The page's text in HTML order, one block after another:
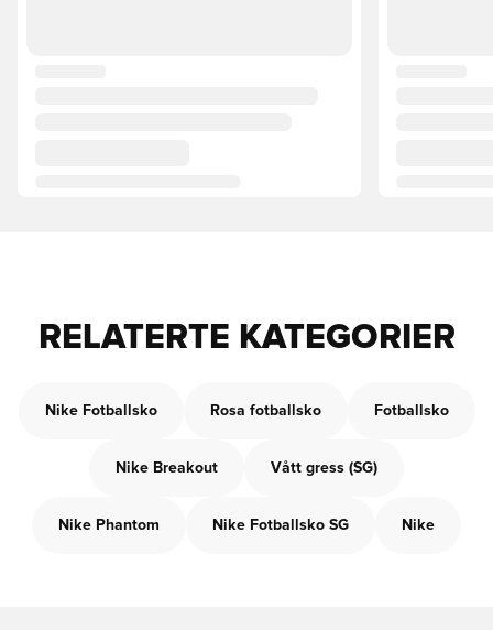
RELATERTE KATEGORIER
Nike Fotballsko Rosa fotballsko Fotballsko
Nike Breakout Vått gress (SG)
Nike Phantom Nike Fotballsko SG Nike